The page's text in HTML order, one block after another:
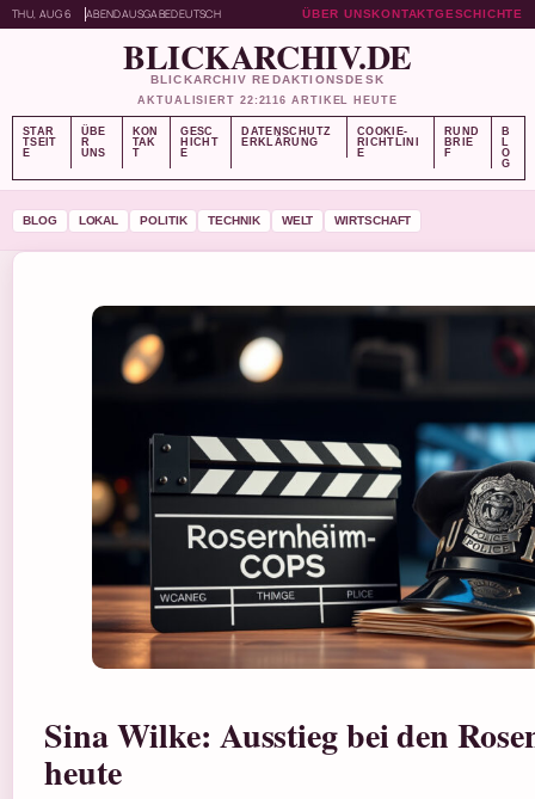
THU, AUG 6 ABENDAUSGABEDEUTSCH ÜBER UNSKONTAKTGESCHICHTE
BLICKARCHIV.DE
BLICKARCHIV REDAKTIONSDESK
AKTUALISIERT 22:2116 ARTIKEL HEUTE
STAR
TSEIT
E
ÜBE
R
UNS
KON
TAK
T
GESC
HICHT
E
DATENSCHUTZ
ERKLÄRUNG
COOKIE-
RICHTLINI
E
RUND
BRIE
F
B
L
O
G
BLOG LOKAL POLITIK TECHNIK WELT WIRTSCHAFT
Sina Wilke: Ausstieg bei den
heute